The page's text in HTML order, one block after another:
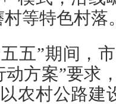
等特色村落
五”期间，
方案”要求
农村公路建